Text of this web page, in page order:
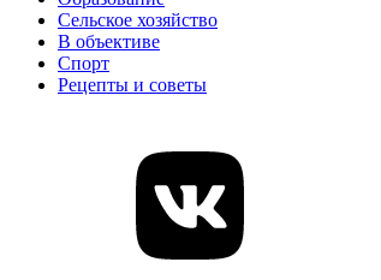
Сельское хозяйство
В объективе
Спорт
Рецепты и советы